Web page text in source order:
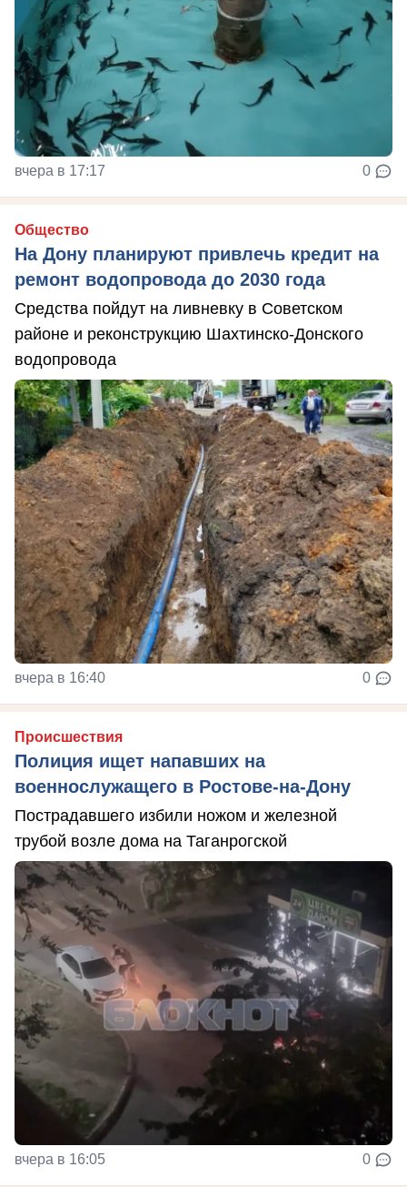
вчера в 17:17 0
Общество
На Дону планируют привлечь кредит на
ремонт водопровода до 2030 года
Средства пойдут на ливневку в Советском
районе и реконструкцию Шахтинско-Донского
водопровода
вчера в 16:40 0
Происшествия
Полиция ищет напавших на
военнослужащего в Ростове-на-Дону
Пострадавшего избили ножом и железной
трубой возле дома на Таганрогской
вчера в 16:05 0